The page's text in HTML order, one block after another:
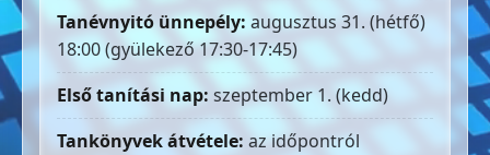
Tanévnyitó ünnepély: augusztus 31. (hétfő)
18:00 (gyülekező 17:30-17:45)
Első tanítási nap: szeptember 1. (kedd)
Tankönyvek átvétele: az időpontról